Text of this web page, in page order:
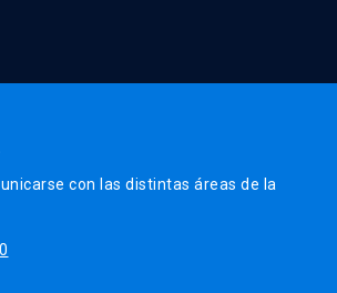
con las distintas áreas de la